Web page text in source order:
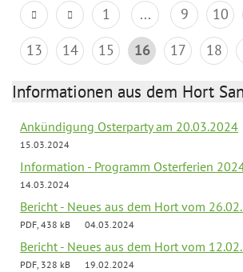
1 ... 9 10
13
14 15 16 17 18
Informationen aus dem Hort
Ankündigung Osterparty am 20.03.2024
15.03.2024
Information - Programm Osterferien
14.03.2024
Bericht - Neues aus dem Hort vom
PDF, 438 kB 04.03.2024
Bericht - Neues aus dem Hort vom
PDF, 328 kB 19.02.2024